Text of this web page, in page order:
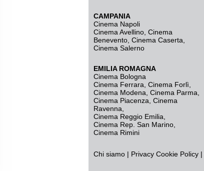
CAMPANIA
Cinema Napoli
Cinema Avellino Cinema
Benevento Cinema Caserta
Cinema Salerno
EMILIA ROMAGNA
Cinema Bologna
Cinema Ferrara Cinema Forlì
Cinema Modena Cinema Parma
Cinema Piacenza Cinema
Ravenna
Cinema Reggio Emilia
Cinema Rep. San Marino
Cinema Rimini
Chi siamo | Privacy Cookie Policy |